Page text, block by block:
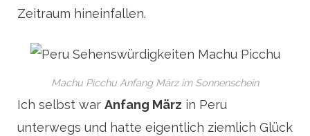
Zeitraum hineinfallen.
Machu Picchu Anfang März im Sonnenschein
Ich selbst war Anfang März in Peru
unterwegs und hatte eigentlich ziemlich Glück